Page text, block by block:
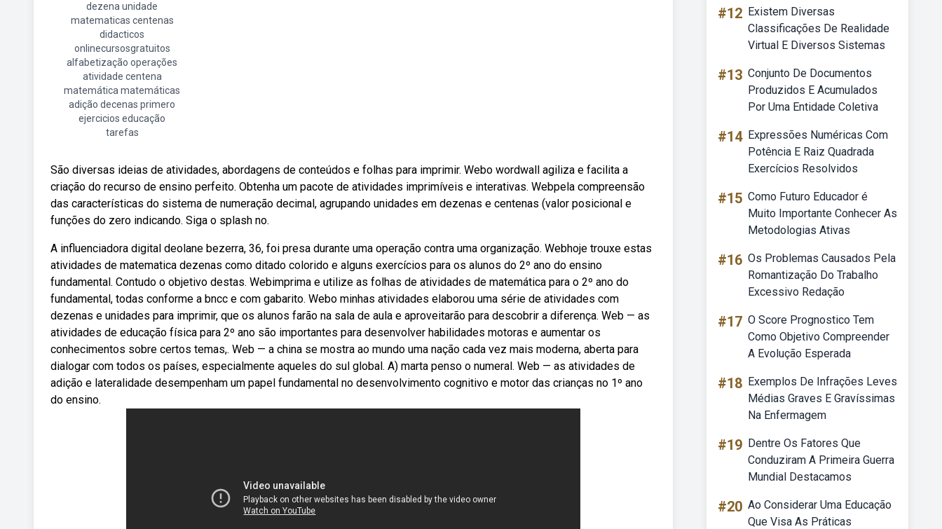
dezena unidade
matematicas centenas
didacticos
onlinecursosgratuitos
alfabetização operações
atividade centena
matemática matemáticas
adição decenas primero
ejercicios educação
tarefas
São diversas ideias de atividades, abordagens de conteúdos e folhas para imprimir. Webo wordwall agiliza e facilita a
criação do recurso de ensino perfeito. Obtenha um pacote de atividades imprimíveis e interativas. Webpela compreensão
das características do sistema de numeração decimal, agrupando unidades em dezenas e centenas (valor posicional e
funções do zero indicando. Siga o splash no.
A influenciadora digital deolane bezerra, 36, foi presa durante uma operação contra uma organização. Webhoje trouxe estas
atividades de matematica dezenas como ditado colorido e alguns exercícios para os alunos do 2º ano do ensino
fundamental. Contudo o objetivo destas. Webimprima e utilize as folhas de atividades de matemática para o 2º ano do
fundamental, todas conforme a bncc e com gabarito. Webo minhas atividades elaborou uma série de atividades com
dezenas e unidades para imprimir, que os alunos farão na sala de aula e aproveitarão para descobrir a diferença. Web — as
atividades de educação física para 2º ano são importantes para desenvolver habilidades motoras e aumentar os
conhecimentos sobre certos temas,. Web — a china se mostra ao mundo uma nação cada vez mais moderna, aberta para
dialogar com todos os países, especialmente aqueles do sul global. A) marta penso o numeral. Web — as atividades de
adição e lateralidade desempenham um papel fundamental no desenvolvimento cognitivo e motor das crianças no 1º ano
do ensino.
#12 Existem Diversas
Classificações De Realidade
Virtual E Diversos Sistemas
#13 Conjunto De Documentos
Produzidos E Acumulados
Por Uma Entidade Coletiva
#14 Expressões Numéricas Com
Potência E Raiz Quadrada
Exercícios Resolvidos
#15 Como Futuro Educador é
Muito Importante Conhecer As
Metodologias Ativas
#16 Os Problemas Causados Pela
Romantização Do Trabalho
Excessivo Redação
#17 O Score Prognostico Tem
Como Objetivo Compreender
A Evolução Esperada
#18 Exemplos De Infrações Leves
Médias Graves E Gravíssimas
Na Enfermagem
#19 Dentre Os Fatores Que
Conduziram A Primeira Guerra
Mundial Destacamos
#20 Ao Considerar Uma Educação
Que Visa As Práticas